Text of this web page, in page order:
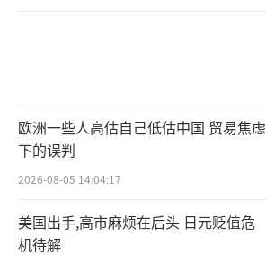
欧洲一些人高估自己低估中国 贸易焦虑
下的误判
2026-08-05 14:04:17
美国出手,高市麻烦在后头 日元贬值危
机待解